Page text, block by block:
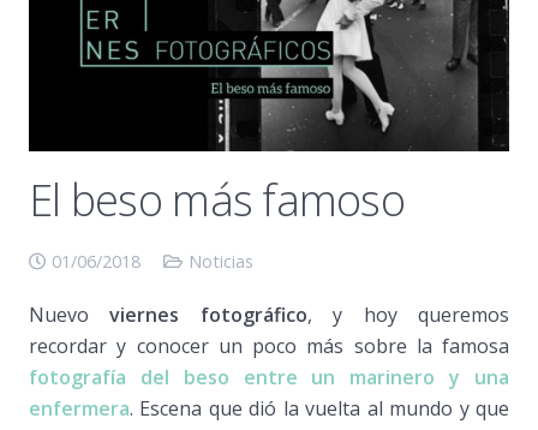
El beso más famoso
01/06/2018 Noticias
Nuevoviernes fotográfico, y hoy queremos
recordar y conocer un poco más sobre la famosa
fotografía del beso entre un marinero y una
enfermera. Escena que dió la vuelta al mundo y que